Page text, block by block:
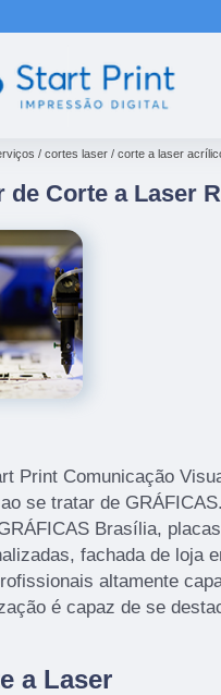
cortes laser corte a laser
de Corte a Laser
Print Comunicação
se tratar de
Brasília,
fachada de loja
altamente
é capaz de se
a Laser